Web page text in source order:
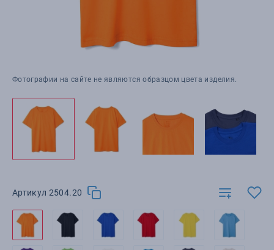
Фотографии на сайте не являются образцом цвета изделия.
Артикул 2504.20